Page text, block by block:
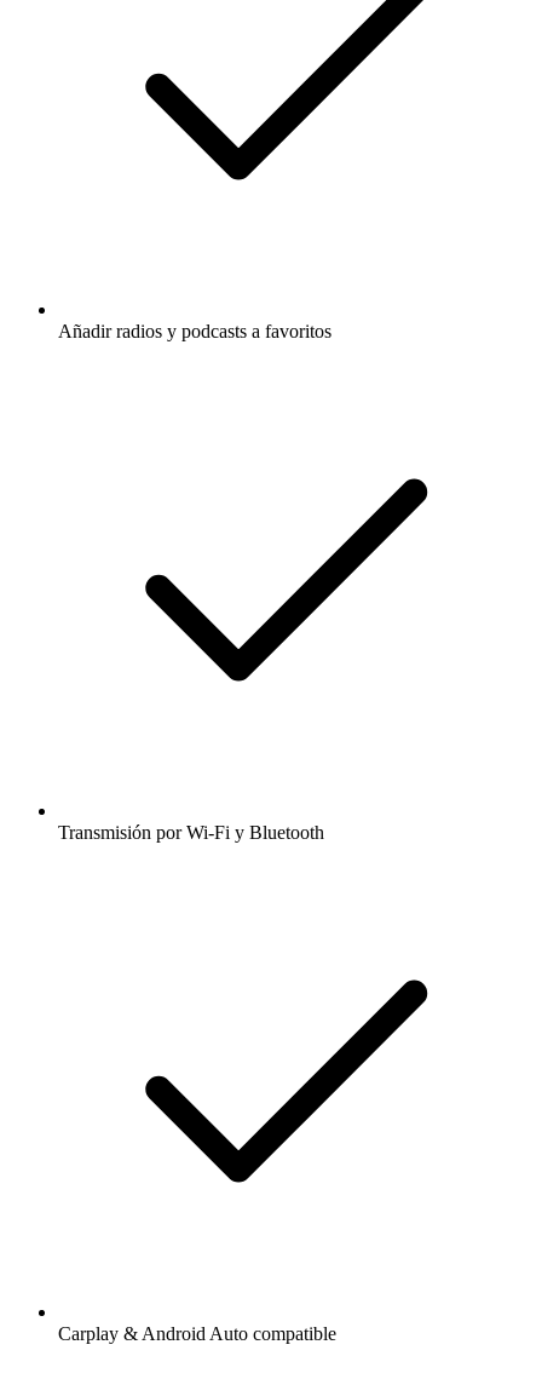
Añadir radios y podcasts a favoritos
Transmisión por Wi-Fi y Bluetooth
Carplay & Android Auto compatible